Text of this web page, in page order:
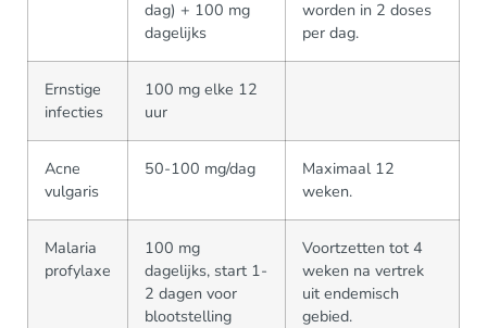
dag) + 100 mg
dagelijks
worden in 2 doses
per dag.
Ernstige
infecties
100 mg elke 12
uur
Acne
vulgaris
50-100 mg/dag
Maximaal 12
weken.
Malaria
profylaxe
100 mg
dagelijks, start 1-
2 dagen voor
blootstelling
Voortzetten tot 4
weken na vertrek
uit endemisch
gebied.